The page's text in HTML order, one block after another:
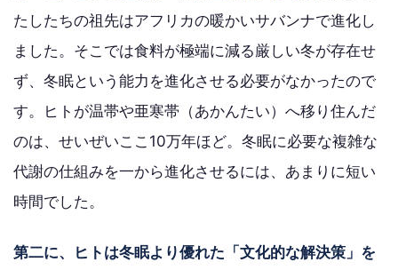
たしたちの祖先はアフリカの暖かいサバンナで進化し
ました。そこでは食料が極端に減る厳しい冬が存在せ
ず、冬眠という能力を進化させる必要がなかったので
す。ヒトが温帯や亜寒帯（あかんたい）へ移り住んだ
のは、せいぜいここ10万年ほど。冬眠に必要な複雑な
代謝の仕組みを一から進化させるには、あまりに短い
時間でした。
第二に、ヒトは冬眠より優れた「文化的な解決策」を